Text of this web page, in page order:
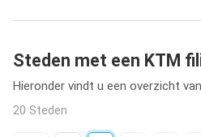
Steden met een KTM
Hieronder vindt u een overzicht
20 Steden